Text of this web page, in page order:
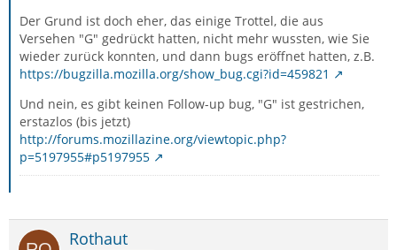
Der Grund ist doch eher, das einige Trottel, die aus
Versehen "G" gedrückt hatten, nicht mehr wussten, wie Sie
wieder zurück konnten, und dann bugs eröffnet hatten, z.B.
https://bugzilla.mozilla.org/show_bug.cgi?id=459821
Und nein, es gibt keinen Follow-up bug, "G" ist gestrichen,
erstazlos (bis jetzt)
http://forums.mozillazine.org/viewtopic.php?
p=5197955#p5197955
Rothaut